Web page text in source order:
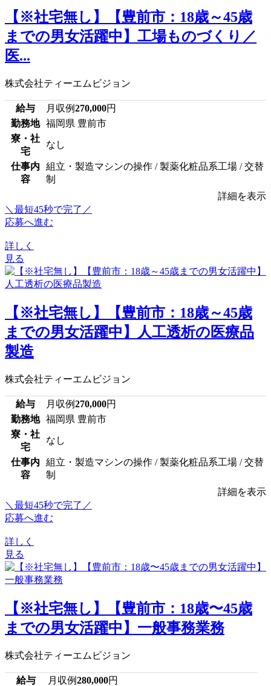
【※社宅無し】【豊前市：18歳～45歳
までの男女活躍中】工場ものづくり／
医...
株式会社ティーエムビジョン
給与 月収例270,000円
勤務地
福岡県 豊前市
寮・社
宅
なし
仕事内
容
組立・製造マシンの操作 / 製薬化粧品系工場 / 交替
制
詳細を表示
＼最短45秒で完了／
応募へ進む
詳しく
見る
【※社宅無し】【豊前市：18歳～45歳
までの男女活躍中】人工透析の医療品
製造
株式会社ティーエムビジョン
給与 月収例270,000円
勤務地
福岡県 豊前市
寮・社
宅
なし
仕事内
容
組立・製造マシンの操作 / 製薬化粧品系工場 / 交替
制
詳細を表示
＼最短45秒で完了／
応募へ進む
詳しく
見る
【※社宅無し】【豊前市：18歳〜45歳
までの男女活躍中】一般事務業務
株式会社ティーエムビジョン
給与 月収例280,000円